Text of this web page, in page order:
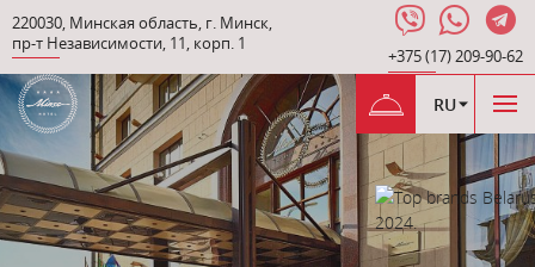
+375 (17) 209-90-62
220030, Минская область, г. Минск,
пр-т Независимости, 11, корп. 1
RU